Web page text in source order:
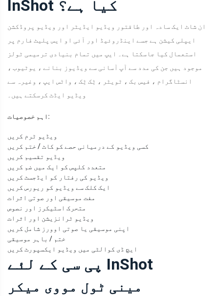
InShot کیا ہے؟
ان شاٹ ایک سادہ اور طاقتور ویڈیو ایڈیٹر اور ویڈیو پروڈکشن
ایپلی کیشن ہے جسے اینڈروئیڈ اور آئی او ایس پلیٹ فارم پر
استعمال کیا جاسکتا ہے۔ ایپ میں تمام بنیادی ترمیمی ٹولز
موجود ہیں جن کی مدد سے آپ آسانی سے ویڈیوز بنانے ، یوٹیوب ،
انسٹاگرام ، فیس بک ، ٹویٹر ، ٹِک ٹِک ، واٹس ایپ ، وغیرہ سے
ویڈیو ایڈٹ کرسکتے ہیں۔
اہم خصوصیات:
ویڈیو ٹرم کریں
کسی ویڈیو کے درمیانی حصے کو کاٹ / ختم کریں
ویڈیو تقسیم کریں
متعدد کلپس کو ایک میں ضم کریں
ویڈیو کی رفتار کو ایڈجسٹ کریں
ایک کلک سے ویڈیو کو ریورس کریں
مفت موسیقی اور صوتی اثرات
متحرک اسٹیکرز اور نصوص
ویڈیو ٹرانزیشن اور اثرات
اپنی موسیقی یا صوتی اوورز شامل کریں
ختم / باہر موسیقی
ایچ ڈی کوالٹی میں ویڈیو ایکسپورٹ کریں
پی سی کے لئے InShot
مینی ٹول مووی میکر